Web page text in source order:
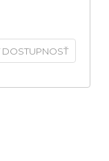
DOSTUPNOSŤ